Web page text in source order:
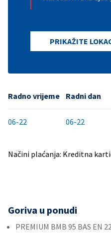
PRIKAŽITE
Radno vrijeme Radni dan
06-22 06-22
Načini plaćanja: Kreditna
Goriva u ponudi
PREMIUM BMB 95 BAS EN